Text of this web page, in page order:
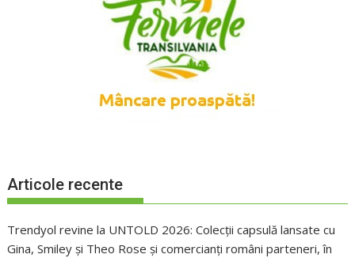
Articole recente
Trendyol revine la UNTOLD 2026: Colecții capsulă lansate cu
Gina, Smiley și Theo Rose și comercianți români parteneri, în